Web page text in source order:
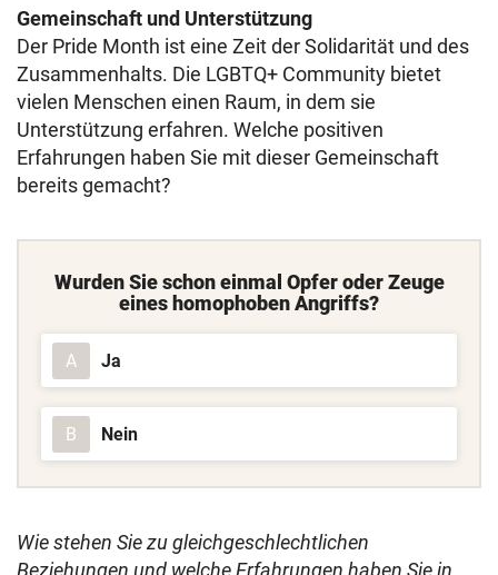
Gemeinschaft und Unterstützung
Der Pride Month ist eine Zeit der Solidarität und des
Zusammenhalts. Die LGBTQ+ Community bietet
vielen Menschen einen Raum, in dem sie
Unterstützung erfahren. Welche positiven
Erfahrungen haben Sie mit dieser Gemeinschaft
bereits gemacht?
Wurden Sie schon einmal Opfer oder Zeuge
eines homophoben Angriffs?
A Ja
B Nein
Wie stehen Sie zu gleichgeschlechtlichen
Beziehungen und welche Erfahrungen haben Sie in